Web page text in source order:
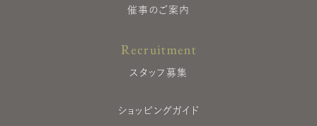
催事のご案内
Recruitment
スタッフ募集
ショッピングガイド